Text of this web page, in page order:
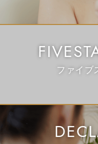
パーフェクトブライダ
ファイブ